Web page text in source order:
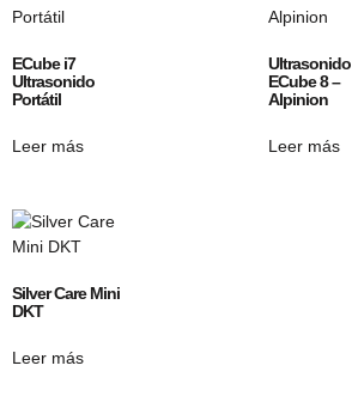
ECube i7
Ultrasonido
Portátil
Leer más
Ultrasonido
ECube 8 –
Alpinion
Leer más
Silver Care Mini
DKT
Leer más